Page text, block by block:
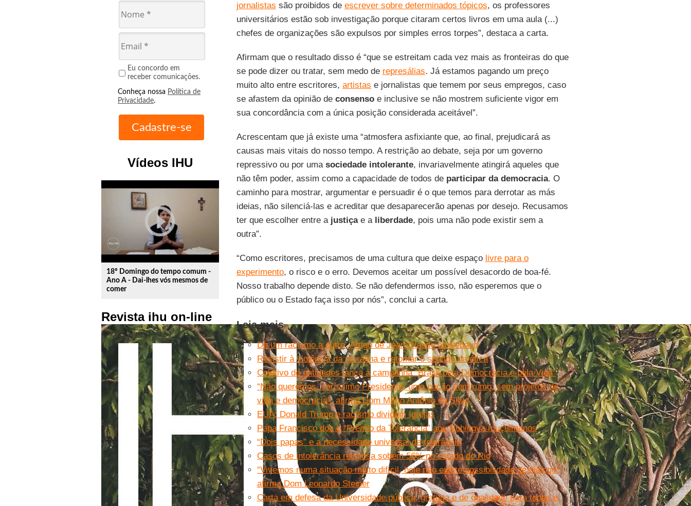
Eu concordo em
receber comunicações.
Conheça nossa Política de
Privacidade.
Vídeos IHU
play_circle_outline
18º Domingo do tempo comum -
Ano A - Dai-lhes vós mesmos de
comer
Revista ihu on-line
jornalistas são proibidos de escrever sobre determinados tópicos, os professores
universitários estão sob investigação porque citaram certos livros em uma aula (...)
chefes de organizações são expulsos por simples erros torpes”, destaca a carta.
Afirmam que o resultado disso é “que se estreitam cada vez mais as fronteiras do que
se pode dizer ou tratar, sem medo de represálias. Já estamos pagando um preço
muito alto entre escritores, artistas e jornalistas que temem por seus empregos, caso
se afastem da opinião de consensoe inclusive se não mostrem suficiente vigor em
sua concordância com a única posição considerada aceitável”.
Acrescentam que já existe uma “atmosfera asfixiante que, ao final, prejudicará as
causas mais vitais do nosso tempo. A restrição ao debate, seja por um governo
repressivo ou por uma sociedade intolerante, invariavelmente atingirá aqueles que
não têm poder, assim como a capacidade de todos de participar da democracia. O
caminho para mostrar, argumentar e persuadir é o que temos para derrotar as más
ideias, não silenciá-las e acreditar que desaparecerão apenas por desejo. Recusamos
ter que escolher entre a justiçae a liberdade, pois uma não pode existir sem a
outra”.
“Como escritores, precisamos de uma cultura que deixe espaço livre para o
experimento, o risco e o erro. Devemos aceitar um possível desacordo de boa-fé.
Nosso trabalho depende disto. Se não defendermos isso, não esperemos que o
público ou o Estado faça isso por nós”, conclui a carta.
Leia mais
De um racismo a outro. Artigo de Jean-Claude Guillebaud
Resistir à violência da moralina e retomar o sentido da ética
Coletivo de entidades lança a campanha “Brasil pela Democracia e pela Vida”
“Não queremos, caríssimo Presidente, uma nação sem rumo, sem projetos de
vida e democracia”, afirma Dom Mário Antônio da Silva
EUA: Donald Trump e racismo dividem Igrejas
Papa Francisco doa o “Prêmio da Tolerância” aos Rohingya muçulmanos
“Dois papas” e a necessidade universal de tolerância
Casos de intolerância religiosa sobem 56% no estado do Rio
“Vivemos numa situação muito difícil, hoje não existe possibilidade de diálogo”,
afirma Dom Leonardo Steiner
Carta em defesa da Universidade pública, gratuita e de qualidade para todos e